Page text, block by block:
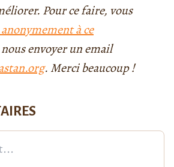
Pour ce faire, vous
à ce
envoyer un email
. Merci beaucoup !